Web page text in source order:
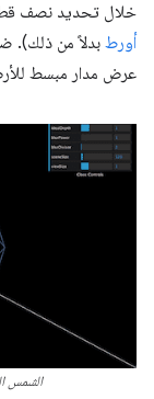
خلال تحديد نصف
أورط بدلاً من ذلك).
عرض مدار مبسط
الشمس